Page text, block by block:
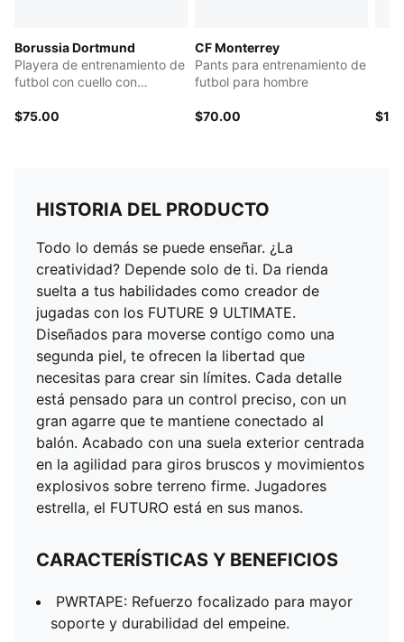
Borussia Dortmund
Playera de entrenamiento de
futbol con cuello con
$75.00
CF Monterrey
Pants para entrenamiento de
futbol para hombre
$70.00
HISTORIA DEL PRODUCTO
Todo lo demás se puede enseñar. ¿La
creatividad? Depende solo de ti. Da rienda
suelta a tus habilidades como creador de
jugadas con los FUTURE 9 ULTIMATE.
Diseñados para moverse contigo como una
segunda piel, te ofrecen la libertad que
necesitas para crear sin límites. Cada detalle
está pensado para un control preciso, con un
gran agarre que te mantiene conectado al
balón. Acabado con una suela exterior centrada
en la agilidad para giros bruscos y movimientos
explosivos sobre terreno firme. Jugadores
estrella, el FUTURO está en sus manos.
CARACTERÍSTICAS Y BENEFICIOS
PWRTAPE: Refuerzo focalizado para mayor
soporte y durabilidad del empeine.